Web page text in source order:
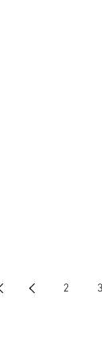
2 3